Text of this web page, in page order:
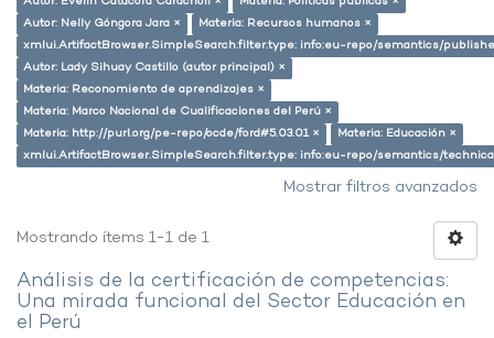
Autor: Nelly Góngora Jara ×
Materia: Recursos humanos ×
xmlui.ArtifactBrowser.SimpleSearch.filter.type: info:eu-repo/semantics/
Autor: Lady Sihuay Castillo (autor principal) ×
Materia: Reconomiento de aprendizajes ×
Materia: Marco Nacional de Cualificaciones del Perú ×
Materia: http://purl.org/pe-repo/ocde/ford#5.03.01 ×
Materia: Educación ×
xmlui.ArtifactBrowser.SimpleSearch.filter.type: info:eu-repo/semantics/
Mostrar filtros avanzados
Mostrando ítems 1-1 de 1
Análisis de la certificación de competencias:
Una mirada funcional del Sector Educación en
el Perú